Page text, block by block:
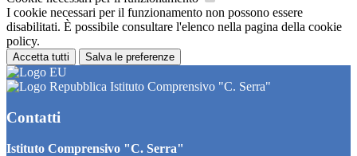
I cookie necessari per il funzionamento non possono essere
disabilitati. È possibile consultare l'elenco nella pagina della cookie
policy.
Accetta tutti Salva le preferenze
Istituto Comprensivo "C. Serra"
Contatti
Istituto Comprensivo "C. Serra"